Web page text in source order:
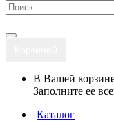
В Вашей
Заполните ее
Каталог